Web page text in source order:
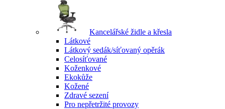
Kancelářské židle a křesla
Látkové
Látkový sedák/síťovaný opěrák
Celosíťované
Koženkové
Ekokůže
Kožené
Zdravé sezení
Pro nepřetržité provozy